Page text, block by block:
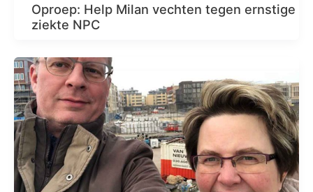
Oproep: Help Milan vechten tegen ernstige
ziekte NPC